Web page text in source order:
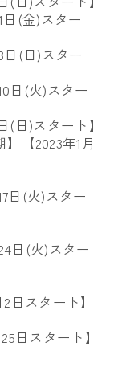
(金)スター
日(日)スター
日(火)スター
(日)スタート 】
】【2023年1月
日(火)スター
日(火)スター
日スタート】
日スタート】